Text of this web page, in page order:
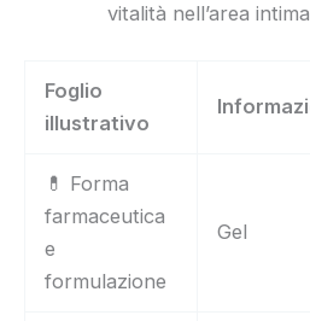
vitalità nell’area
Foglio
illustrativo
💊 Forma
farmaceutica
e
formulazione
Gel